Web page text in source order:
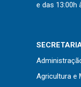
e das 13:00h
Agricultura e